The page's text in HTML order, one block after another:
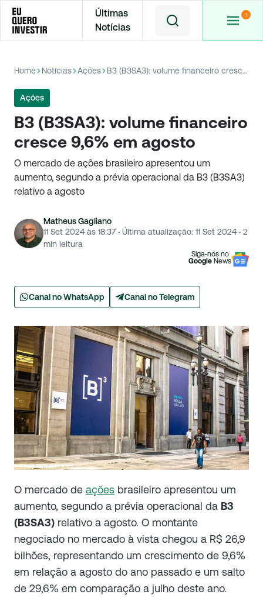
Últimas
Notícias
Home Notícias Ações B3 (B3SA3): volume financeiro cresce 9,6% em agosto
Ações
B3 (B3SA3): volume financeiro
cresce 9,6% em agosto
O mercado de ações brasileiro apresentou um
aumento, segundo a prévia operacional da B3 (B3SA3)
relativo a agosto
Matheus Gagliano
11 Set 2024 às 18:37 · Última atualização: 11 Set 2024 · 2
min leitura
Siga-nos no
Google News
Canal no WhatsApp Canal no Telegram
O mercado de ações brasileiro apresentou um
aumento, segundo a prévia operacional da B3
(B3SA3) relativo a agosto. O montante
negociado no mercado à vista chegou a R$ 26,9
bilhões, representando um crescimento de 9,6%
em relação a agosto do ano passado e um salto
de 29,6% em comparação a julho deste ano.